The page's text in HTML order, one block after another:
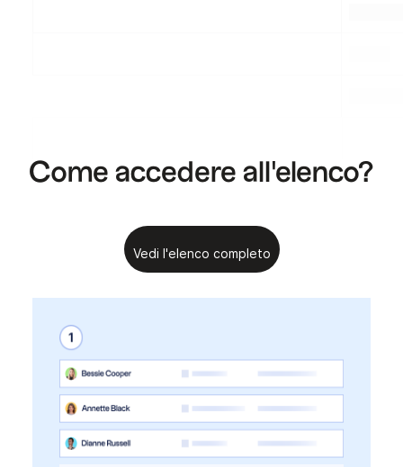
Come accedere all'elenco?
Vedi l'elenco completo